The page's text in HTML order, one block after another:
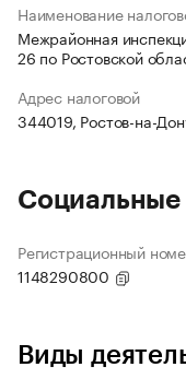
Наименование
Межрайонная
26 по Ростовской
Адрес налоговой
344019, Ростов-на-
Регистрационный
1148290800
Виды